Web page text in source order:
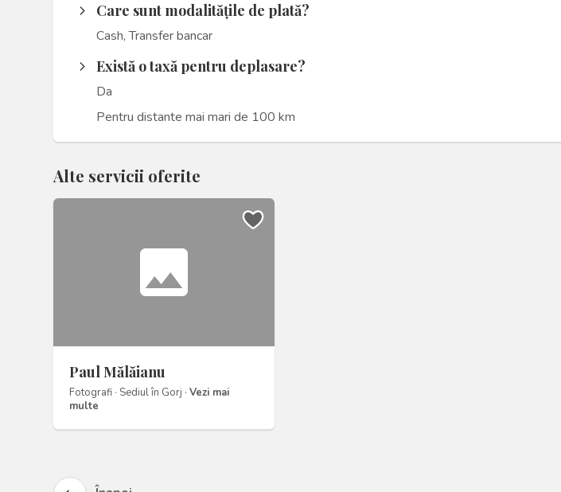
arrow_forward_ios Care sunt modalitățile de plată?
Cash, Transfer bancar
arrow_forward_ios Există o taxă pentru deplasare?
Da
Pentru distante mai mari de 100 km
Alte servicii oferite
photo
Paul Mălăianu
Fotografi · Sediul în Gorj · Vezi mai
multe